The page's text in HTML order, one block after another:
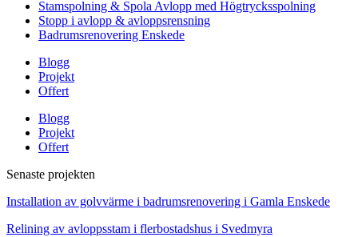
Stamspolning & Spola Avlopp med Högtrycksspolning
Stopp i avlopp & avloppsrensning
Badrumsrenovering Enskede
Blogg
Projekt
Offert
Blogg
Projekt
Offert
Senaste projekten
Installation av golvvärme i badrumsrenovering i Gamla Enskede
Relining av avloppsstam i flerbostadshus i Svedmyra